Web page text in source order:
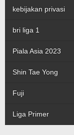
kebijakan privasi
bri liga 1
Piala Asia 2023
Shin Tae Yong
Fuji
Liga Primer